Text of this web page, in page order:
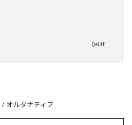
Qaijff
/ オルタナティブ